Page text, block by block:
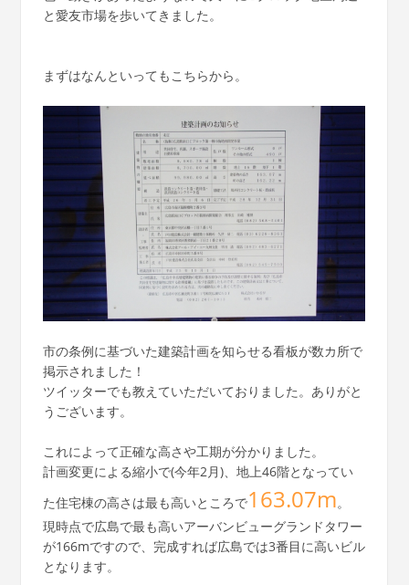
と愛友市場を歩いてきました。
まずはなんといってもこちらから。
市の条例に基づいた建築計画を知らせる看板が数カ所で
掲示されました！
ツイッターでも教えていただいておりました。ありがと
うございます。
これによって正確な高さや工期が分かりました。
計画変更による縮小で(今年2月)、地上46階となってい
た住宅棟の高さは最も高いところで163.07m。
現時点で広島で最も高いアーバンビューグランドタワー
が166mですので、完成すれば広島では3番目に高いビル
となります。